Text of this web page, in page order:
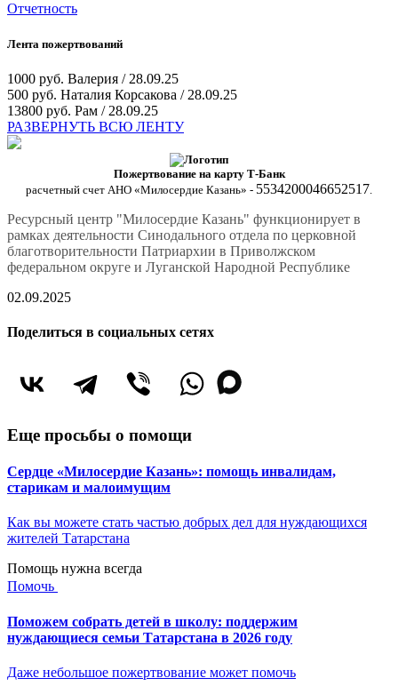
Отчетность
Лента пожертвований
1000 руб. Валерия / 28.09.25
500 руб. Наталия Корсакова / 28.09.25
13800 руб. Рам / 28.09.25
РАЗВЕРНУТЬ ВСЮ ЛЕНТУ
Пожертвование на карту Т-Банк
расчетный счет АНО «Милосердие Казань» - 5534200046652517
Ресурсный центр "Милосердие Казань" функционирует в
рамках деятельности Синодального отдела по церковной
благотворительности Патриархии в Приволжском
федеральном округе и Луганской Народной Республике
02.09.2025
Поделиться в социальных сетях
Еще просьбы о помощи
Сердце «Милосердие Казань»: помощь инвалидам,
старикам и малоимущим
Как вы можете стать частью добрых дел для нуждающихся
жителей Татарстана
Помощь нужна всегда
Помочь
Поможем собрать детей в школу: поддержим
нуждающиеся семьи Татарстана в 2026 году
Даже небольшое пожертвование может помочь